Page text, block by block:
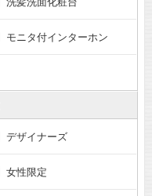
モニタ付インターホン
デザイナーズ
女性限定